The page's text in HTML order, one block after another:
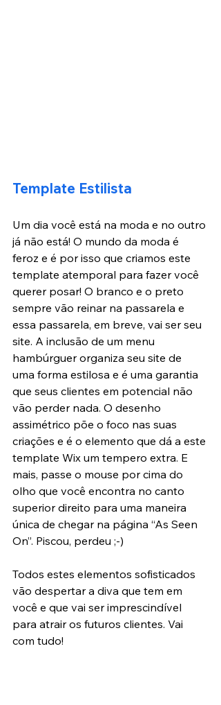
Template Estilista
Um dia você está na moda e no outro
já não está! O mundo da moda é
feroz e é por isso que criamos este
template atemporal para fazer você
querer posar! O branco e o preto
sempre vão reinar na passarela e
essa passarela, em breve, vai ser seu
site. A inclusão de um menu
hambúrguer organiza seu site de
uma forma estilosa e é uma garantia
que seus clientes em potencial não
vão perder nada. O desenho
assimétrico põe o foco nas suas
criações e é o elemento que dá a este
template Wix um tempero extra. E
mais, passe o mouse por cima do
olho que você encontra no canto
superior direito para uma maneira
única de chegar na página “As Seen
On”. Piscou, perdeu ;-)
Todos estes elementos sofisticados
vão despertar a diva que tem em
você e que vai ser imprescindível
para atrair os futuros clientes. Vai
com tudo!